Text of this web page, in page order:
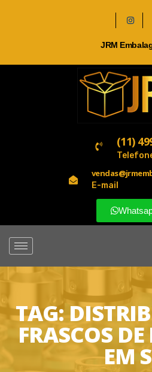
JRM
(11)
E-mail
TAG:
FRASCOS
EM